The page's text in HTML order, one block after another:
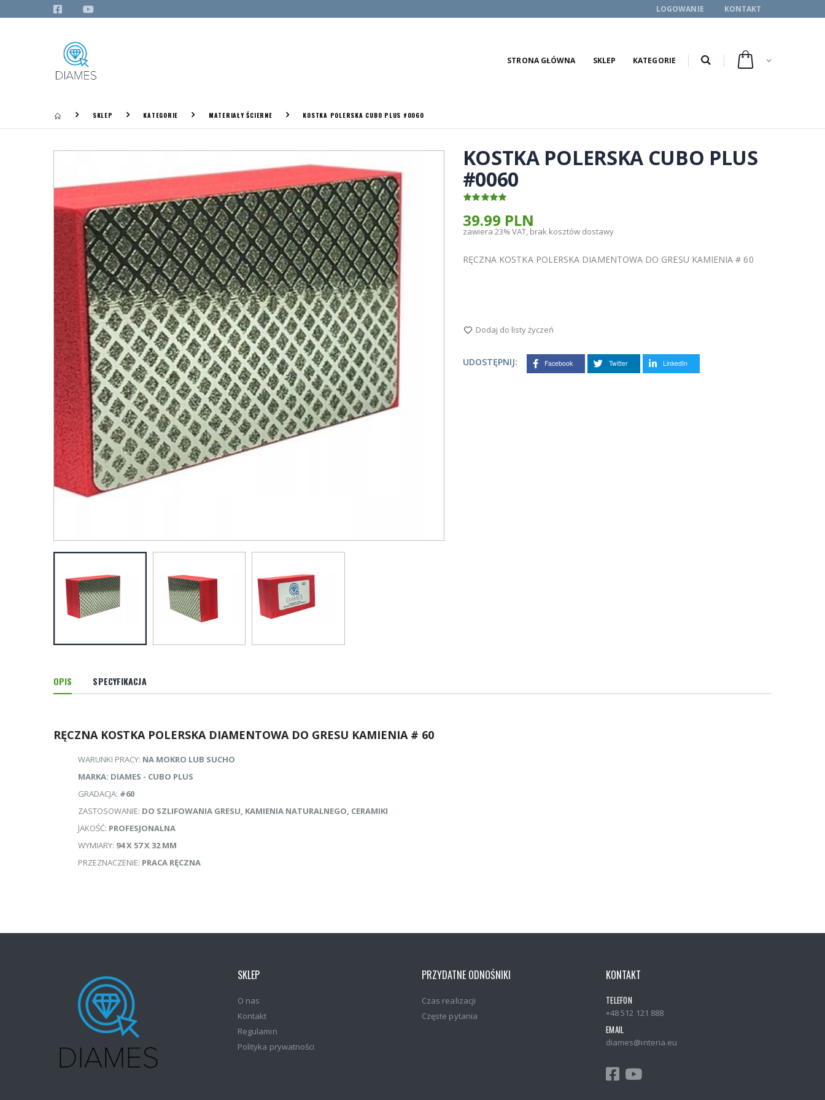
LOGOWANIE KONTAKT
STRONA GŁÓWNA SKLEP KATEGORIE
SKLEP KATEGORIE MATERIAŁY ŚCIERNE KOSTKA POLERSKA CUBO PLUS #0060
KOSTKA POLERSKA CUBO PLUS
#0060
39.99 PLN
zawiera 23% VAT, brak kosztów dostawy
RĘCZNA KOSTKA POLERSKA DIAMENTOWA DO GRESU KAMIENIA # 60
Dodaj do listy życzeń
UDOSTĘPNIJ: Facebook Twitter LinkedIn
OPIS SPECYFIKACJA
RĘCZNA KOSTKA POLERSKA DIAMENTOWA DO GRESU KAMIENIA # 60
WARUNKI PRACY: NA MOKRO LUB SUCHO
MARKA: DIAMES - CUBO PLUS
GRADACJA: #60
ZASTOSOWANIE: DO SZLIFOWANIA GRESU, KAMIENIA NATURALNEGO, CERAMIKI
JAKOŚĆ: PROFESJONALNA
WYMIARY: 94 X 57 X 32 MM
PRZEZNACZENIE: PRACA RĘCZNA
SKLEP
O nas
Kontakt
Regulamin
Polityka prywatności
PRZYDATNE ODNOŚNIKI
Czas realizacji
Częste pytania
KONTAKT
TELEFON
+48 512 121 888
EMAIL
diames@interia.eu